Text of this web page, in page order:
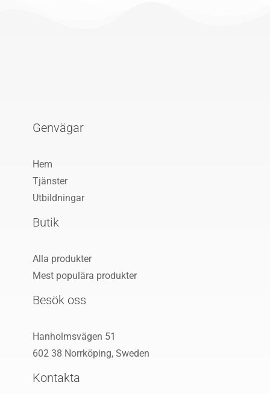
Genvägar
Hem
Tjänster
Utbildningar
Butik
Alla produkter
Mest populära produkter
Besök oss
Hanholmsvägen 51
602 38 Norrköping, Sweden
Kontakta